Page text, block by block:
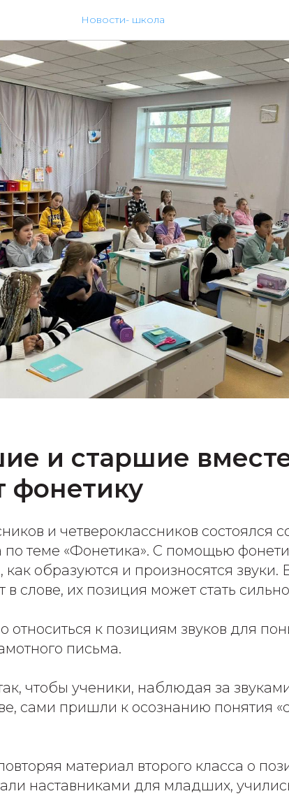
Новости- школа
и старшие
фонетику
и четвероклассников состоялся
по теме «Фонетика». С помощью
как образуются и произносятся звуки.
в слове, их позиция может стать
относиться к позициям звуков для
письма.
чтобы ученики, наблюдая за
сами пришли к осознанию понятия
материал второго класса о
наставниками для младших,